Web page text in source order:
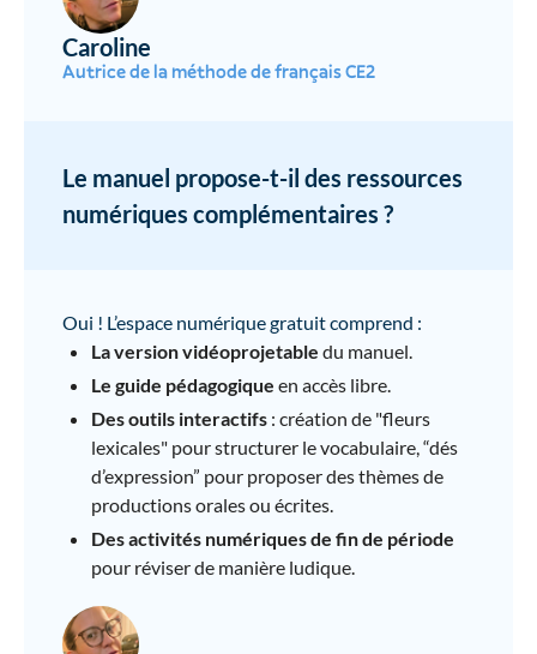
Caroline
Autrice de la méthode de français CE2
Le manuel propose-t-il des ressources
numériques complémentaires ?
Oui ! L’espace numérique gratuit comprend :
La version vidéoprojetable du manuel.
Le guide pédagogique en accès libre.
Des outils interactifs : création de "fleurs
lexicales" pour structurer le vocabulaire, “dés
d’expression” pour proposer des thèmes de
productions orales ou écrites.
Des activités numériques de fin de période
pour réviser de manière ludique.